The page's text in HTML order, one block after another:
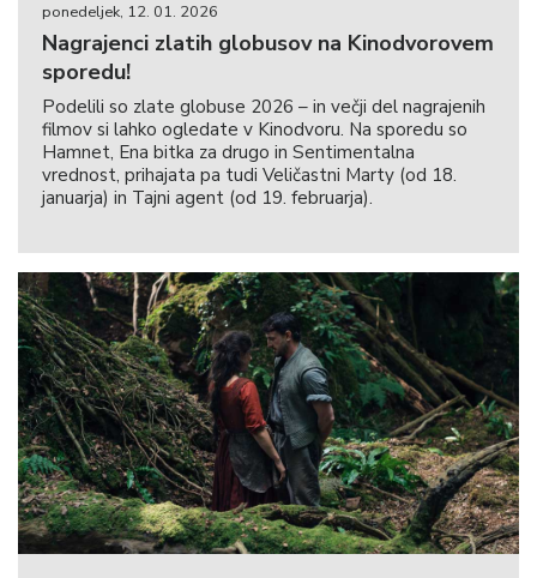
ponedeljek, 12. 01. 2026
Nagrajenci zlatih globusov na Kinodvorovem
sporedu!
Podelili so zlate globuse 2026 – in večji del nagrajenih
filmov si lahko ogledate v Kinodvoru. Na sporedu so
Hamnet, Ena bitka za drugo in Sentimentalna
vrednost, prihajata pa tudi Veličastni Marty (od 18.
januarja) in Tajni agent (od 19. februarja).